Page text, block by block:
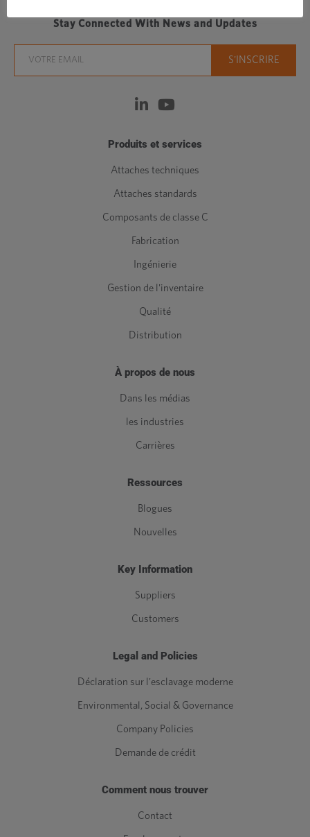
Stay Connected With News and Updates
Produits et services
Attaches techniques
Attaches standards
Composants de classe C
Fabrication
Ingénierie
Gestion de l'inventaire
Qualité
Distribution
À propos de nous
Dans les médias
les industries
Carrières
Ressources
Blogues
Nouvelles
Key Information
Suppliers
Customers
Legal and Policies
Déclaration sur l'esclavage moderne
Environmental, Social & Governance
Company Policies
Demande de crédit
Comment nous trouver
Contact